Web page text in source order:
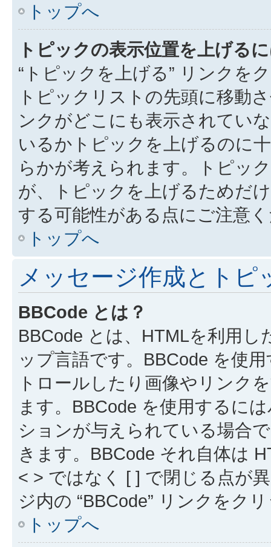
トップへ
トピックの表示位置を上げる
“トピックを上げる” リンクを
トピックリストの先頭に移動
ンクがどこにも表示されてい
いるかトピックを上げるのに
らかが考えられます。トピッ
が、トピックを上げるためだ
する可能性がある点にご注意
トップへ
メッセージ作成とトピ
BBCode とは？
BBCode とは、HTMLを利用
ップ言語です。BBCode を使
トロールしたり画像やリンク
ます。BBCode を使用するに
ションが与えられている場合
きます。BBCode それ自体は
< > ではなく [ ] で閉じる点が
ジ内の “BBCode” リンクをク
トップへ